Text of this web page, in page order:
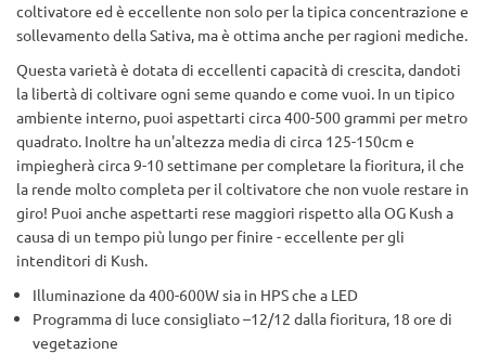
coltivatore ed è eccellente non solo per la tipica concentrazione e
sollevamento della Sativa, ma è ottima anche per ragioni mediche.
Questa varietà è dotata di eccellenti capacità di crescita, dandoti
la libertà di coltivare ogni seme quando e come vuoi. In un tipico
ambiente interno, puoi aspettarti circa 400-500 grammi per metro
quadrato. Inoltre ha un'altezza media di circa 125-150cm e
impiegherà circa 9-10 settimane per completare la fioritura, il che
la rende molto completa per il coltivatore che non vuole restare in
giro! Puoi anche aspettarti rese maggiori rispetto alla OG Kush a
causa di un tempo più lungo per finire - eccellente per gli
intenditori di Kush.
Illuminazione da 400-600W sia in HPS che a LED
Programma di luce consigliato –12/12 dalla fioritura, 18 ore di
vegetazione